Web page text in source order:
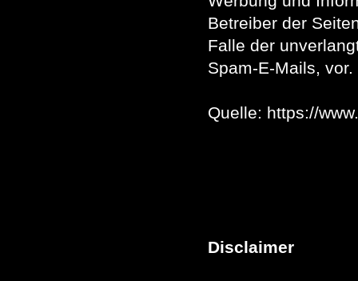
Betreiber der
Falle der
Spam-E-Mails, vor.
Quelle: https://
Disclaimer